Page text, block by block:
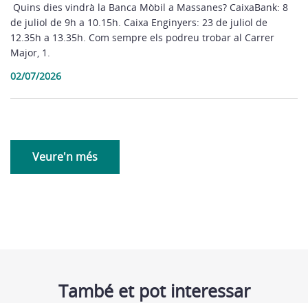
Quins dies vindrà la Banca Mòbil a Massanes? CaixaBank: 8
de juliol de 9h a 10.15h. Caixa Enginyers: 23 de juliol de
12.35h a 13.35h. Com sempre els podreu trobar al Carrer
Major, 1.
02/07/2026
Veure'n més
També et pot interessar